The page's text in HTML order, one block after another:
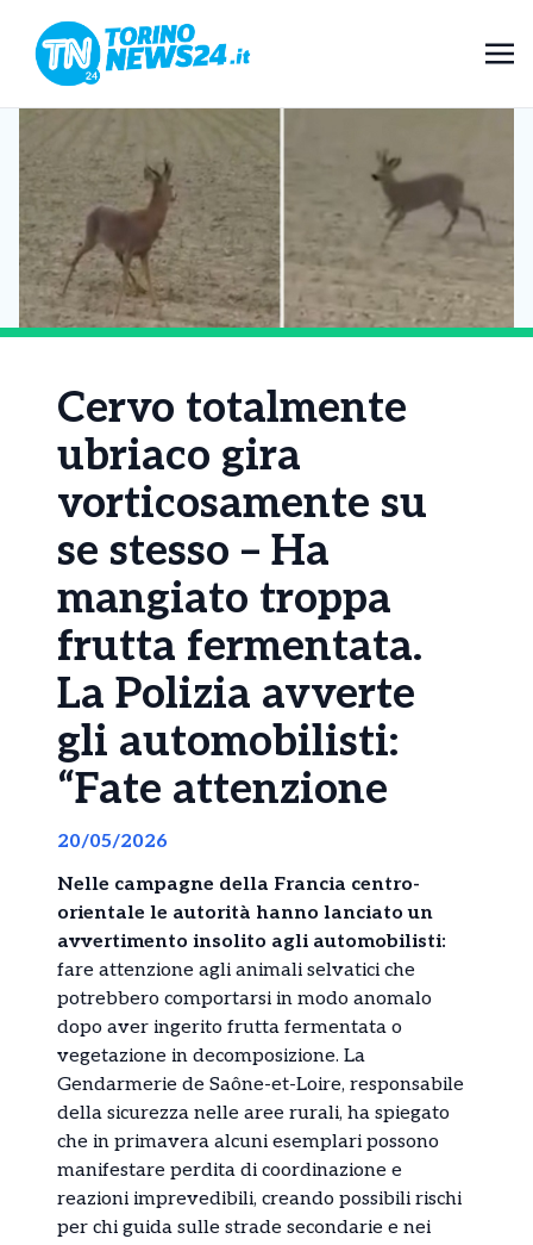
Cervo totalmente
ubriaco gira
vorticosamente su
se stesso – Ha
mangiato troppa
frutta fermentata.
La Polizia avverte
gli automobilisti:
“Fate attenzione
20/05/2026
Nelle campagne della Francia centro-
orientale le autorità hanno lanciato un
avvertimento insolito agli automobilisti:
fare attenzione agli animali selvatici che
potrebbero comportarsi in modo anomalo
dopo aver ingerito frutta fermentata o
vegetazione in decomposizione. La
Gendarmerie de Saône-et-Loire, responsabile
della sicurezza nelle aree rurali, ha spiegato
che in primavera alcuni esemplari possono
manifestare perdita di coordinazione e
reazioni imprevedibili, creando possibili rischi
per chi guida sulle strade secondarie e nei